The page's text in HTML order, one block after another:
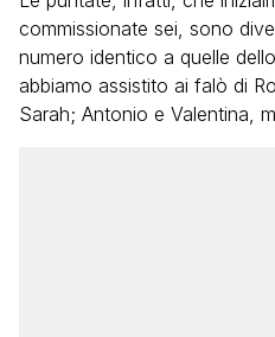
commissionate sei, sono
numero identico a quelle
abbiamo assistito ai falò di
Sarah; Antonio e Valentina,